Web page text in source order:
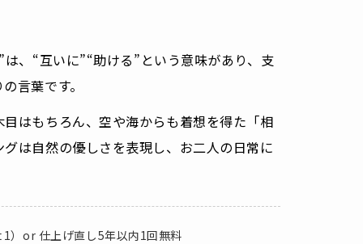
、“互いに”“助ける”という意味があり、支
言葉です。
はもちろん、空や海からも着想を得た「相
は自然の優しさを表現し、お二人の日常に
）or 仕上げ直し5年以内1回無料